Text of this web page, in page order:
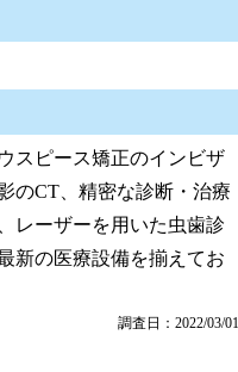
スピース矯正のインビザ
のCT、精密な診断・治療
レーザーを用いた虫歯診
新の医療設備を揃えてお
調査日：2022/03/01